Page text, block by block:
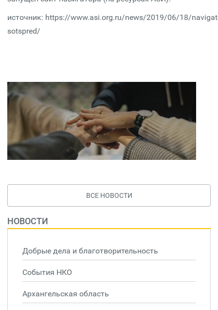
источник: https://www.asi.org.ru/news/2019/06/18/
sotspred/
ВСЕ НОВОСТИ
НОВОСТИ
Добрые дела и благотворительность
События НКО
Архангельская область